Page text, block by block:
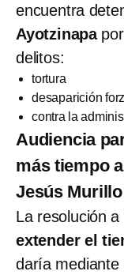
encuentra
Ayotzinapa
delitos:
tortura
desaparición
contra la
Audiencia
más tiempo
Jesús
La resolución
extender el
daría mediante